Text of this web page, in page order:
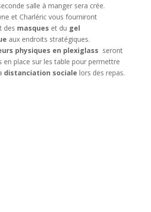
salle à manger sera crée.
et Charléric vous fourniront
des masques et du gel
aux endroits stratégiques.
physiques en plexiglass seront
en place sur les table pour permettre
distanciation sociale lors des repas.